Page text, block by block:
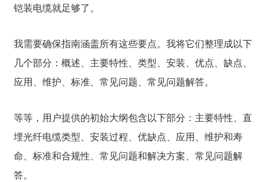
铠装电缆就足够了。
我需要确保指南涵盖所有这些要点。我将它们整理成以下
几个部分：概述、主要特性、类型、安装、优点、缺点、
应用、维护、标准、常见问题、常见问题解答。
等等，用户提供的初始大纲包含以下部分：主要特性、直
埋光纤电缆类型、安装过程、优缺点、应用、维护和寿
命、标准和合规性、常见问题和解决方案、常见问题解
答。